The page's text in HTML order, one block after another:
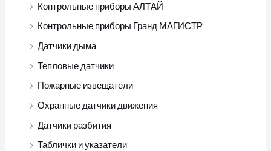
Контрольные приборы АЛТАЙ
Контрольные приборы Гранд МАГИСТР
Датчики дыма
Тепловые датчики
Пожарные извещатели
Охранные датчики движения
Датчики разбития
Таблички и указатели